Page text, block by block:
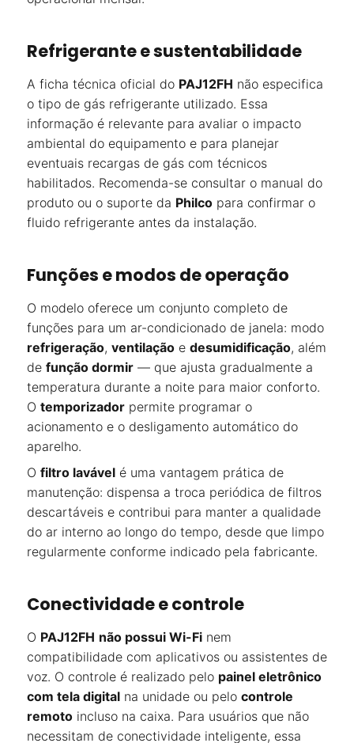
Refrigerante e sustentabilidade
A ficha técnica oficial do PAJ12FH não especifica
o tipo de gás refrigerante utilizado. Essa
informação é relevante para avaliar o impacto
ambiental do equipamento e para planejar
eventuais recargas de gás com técnicos
habilitados. Recomenda-se consultar o manual do
produto ou o suporte da Philco para confirmar o
fluido refrigerante antes da instalação.
Funções e modos de operação
O modelo oferece um conjunto completo de
funções para um ar-condicionado de janela: modo
refrigeração, ventilação e desumidificação, além
de função dormir — que ajusta gradualmente a
temperatura durante a noite para maior conforto.
O temporizador permite programar o
acionamento e o desligamento automático do
aparelho.
O filtro lavável é uma vantagem prática de
manutenção: dispensa a troca periódica de filtros
descartáveis e contribui para manter a qualidade
do ar interno ao longo do tempo, desde que limpo
regularmente conforme indicado pela fabricante.
Conectividade e controle
O PAJ12FH não possui Wi-Fi nem
compatibilidade com aplicativos ou assistentes de
voz. O controle é realizado pelo painel eletrônico
com tela digital na unidade ou pelo controle
remoto incluso na caixa. Para usuários que não
necessitam de conectividade inteligente, essa